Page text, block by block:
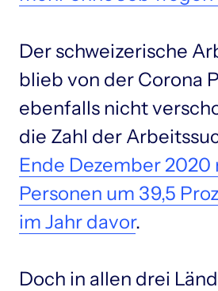
Der schweizerische
blieb von der Corona
ebenfalls nicht
Ende Dezember 2020
Personen um 39,5
im Jahr davor.
Doch in allen drei